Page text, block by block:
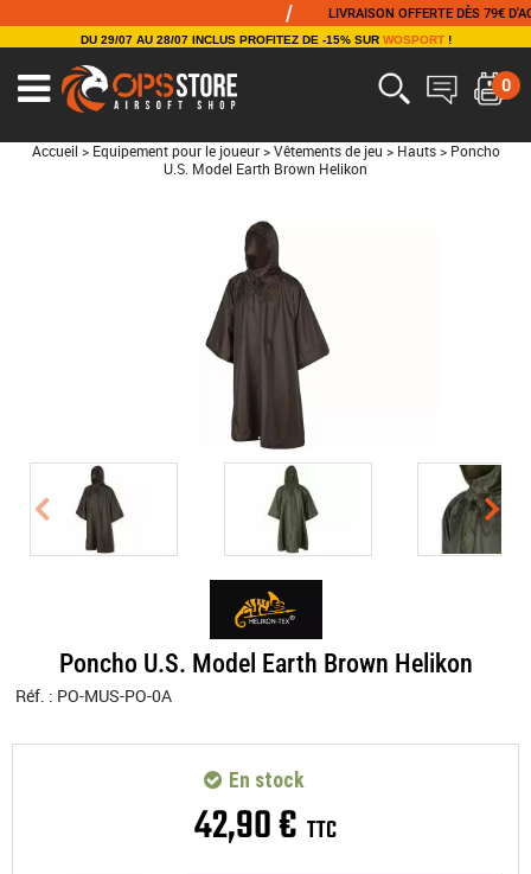
LIVRAISON OFFERTE DÈS 79€
DU 29/07 AU 28/07 INCLUS PROFITEZ DE -15% SUR WOSPORT!
0
Accueil > Equipement pour le joueur > Vêtements de jeu > Hauts > Poncho
U.S. Model Earth Brown Helikon
Poncho U.S. Model Earth Brown Helikon
Réf. : PO-MUS-PO-0A
42,90€ TTC
En stock